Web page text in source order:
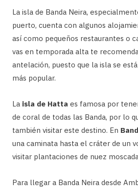
La isla de Banda Neira,
puerto, cuenta con algunos
así como pequeños restaurantes o
vas en temporada alta te
antelación, puesto que la isla se
más popular.
La isla de Hatta es famosa por
de coral de todas las Banda, por lo
también visitar este destino. En
una caminata hasta el cráter de un
visitar plantaciones de nuez
Para llegar a Banda Neira desde